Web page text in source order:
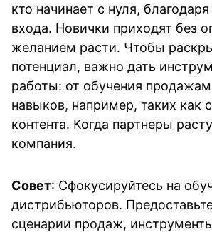
кто начинает с нуля,
входа. Новички приходят без
желанием расти. Чтобы
потенциал, важно дать
работы: от обучения
навыков, например, таких как
контента. Когда партнеры
компания.
Совет: Сфокусируйтесь на
дистрибьюторов.
сценарии продаж,